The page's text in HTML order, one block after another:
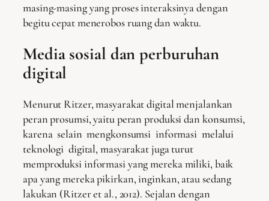
masing-masing yang proses interaksinya dengan
begitu cepat menerobos ruang dan waktu.
Media sosial dan perburuhan
digital
Menurut Ritzer, masyarakat digital menjalankan
peran prosumsi, yaitu peran produksi dan konsumsi,
karena selain mengkonsumsi informasi melalui
teknologi digital, masyarakat juga turut
memproduksi informasi yang mereka miliki, baik
apa yang mereka pikirkan, inginkan, atau sedang
lakukan (Ritzer et al., 2012). Sejalan dengan